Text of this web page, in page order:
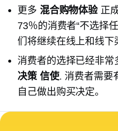
更多 混合购物体验正
73％的消费者“不选择
们将继续在线上和线下
消费者的选择已经非
决策信使. 消费者需要
自己做出购买决定。